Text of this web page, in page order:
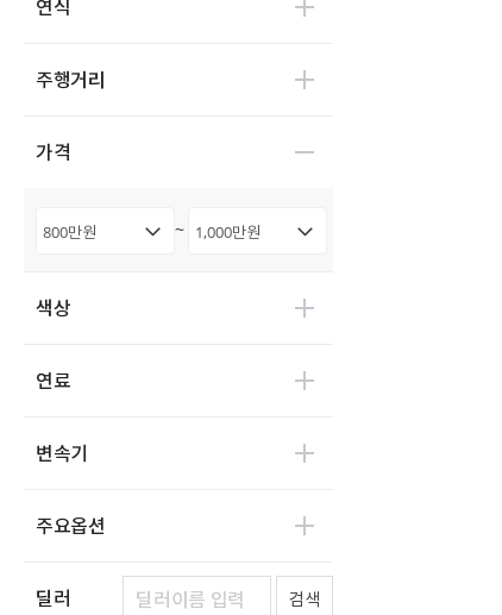
범한자동차
스마트이브이
어울림 0
이비온 0
파워프라자 0
한국쓰리축 0
한국특장기술 0
연식
주행거리
가격
~
색상
연료
변속기
주요옵션
딜러 검색